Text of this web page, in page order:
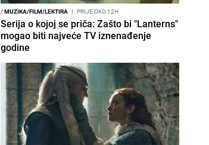
/MUZIKA/FILM/LEKTIRA I PRIJE OKO 12H
Serija o kojoj se priča: Zašto bi "Lanterns"
mogao biti najveće TV iznenađenje
godine